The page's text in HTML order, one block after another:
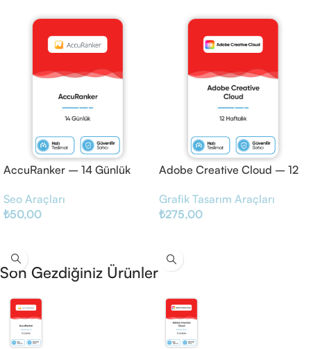
AccuRanker – 14 Günlük
Seo Araçları
₺50,00
Adobe Creative Cloud – 12
Grafik Tasarım Araçları
₺275,00
Son Gezdiğiniz Ürünler